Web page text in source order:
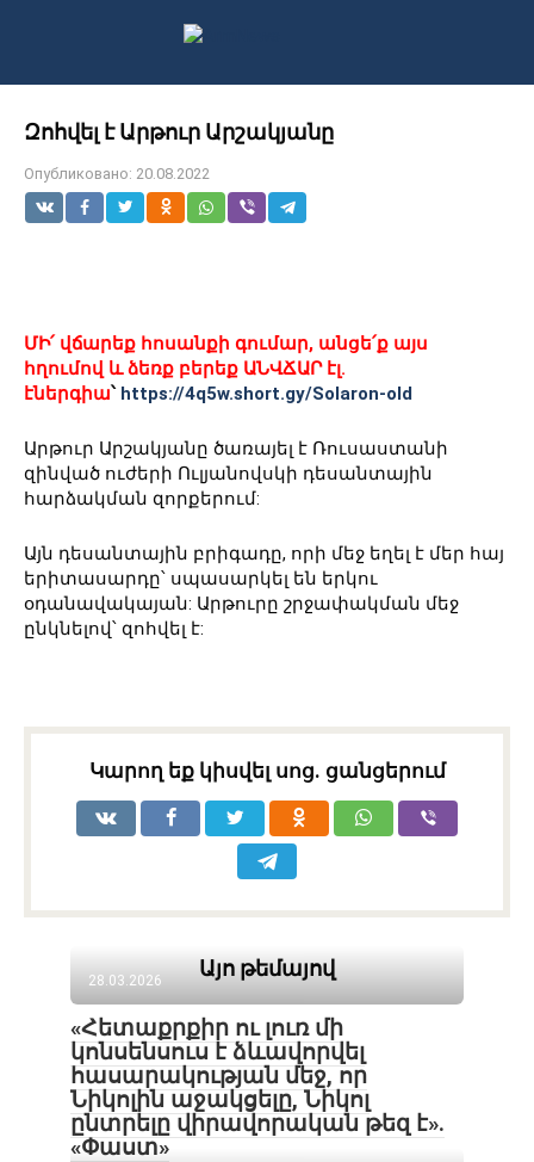
Զոհվել է Արթուր Արշակյանը
Опубликовано: 20.08.2022
ՄԻ՛ վճարեք հոսանքի գումար, անցե՛ք այս
հղումով և ձեռք բերեք ԱՆՎՃԱՐ էլ.
էներգիա՝ https://4q5w.short.gy/Solaron-old
Արթուր Արշակյանը ծառայել է Ռուսաստանի
զինված ուժերի Ուլյանովսկի դեսանտային
հարձակման զորքերում:
Այն դեսանտային բրիգադը, որի մեջ եղել է մեր հայ
երիտասարդը՝ սպասարկել են երկու
օդանավակայան: Արթուրը շրջափակման մեջ
ընկնելով՝ զոհվել է:
Կարող եք կիսվել սոց․ ցանցերում
Այո թեմայով
28.03.2026
«Հետաքրքիր ու լուռ մի
կոնսենսուս է ձևավորվել
հասարակության մեջ, որ
Նիկոլին աջակցելը, Նիկոլ
ընտրելը վիրավորական թեզ է».
«Փաստ»